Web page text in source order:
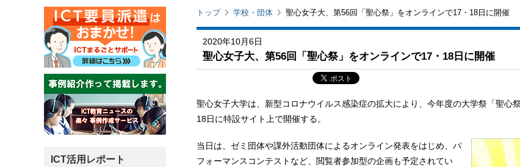
トップ 学校・団体 聖心女子大、第56回「聖心祭」をオンラインで17・18日に開催
2020年10月6日
聖心女子大、第56回「聖心祭」をオンラインで17・18日に開催
聖心女子大学は、新型コロナウイルス感染症の拡大により、今年度の大学祭「聖心
18日に特設サイト上で開催する。
当日は、ゼミ団体や課外活動団体によるオンライン発表をはじめ、パ
フォーマンスコンテストなど、閲覧者参加型の企画も予定されてい
ICT活用レポート